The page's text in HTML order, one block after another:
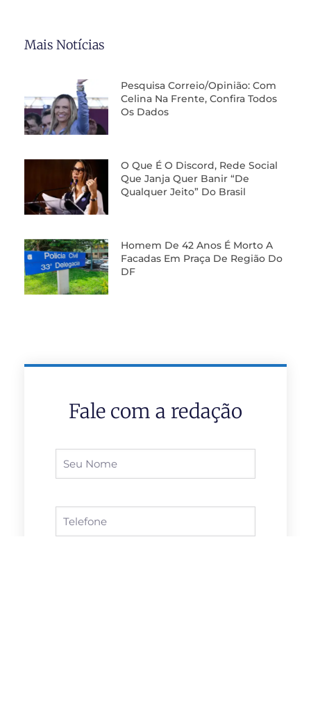
Mais Notícias
Pesquisa Correio/Opinião: Com
Celina Na Frente, Confira Todos
Os Dados
O Que É O Discord, Rede Social
Que Janja Quer Banir “de
Qualquer Jeito” Do Brasil
Homem De 42 Anos É Morto A
Facadas Em Praça De Região Do
DF
Fale com a redação